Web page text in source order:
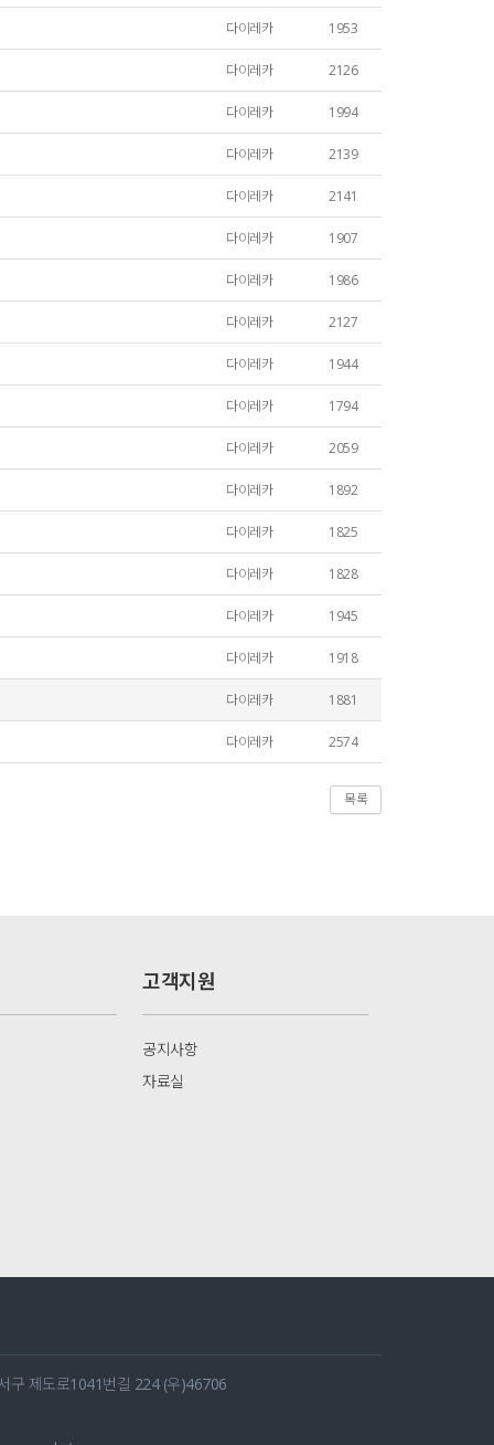
다이레카 1953
다이레카 2126
다이레카 1994
다이레카 2139
다이레카 2141
다이레카 1907
다이레카 1986
다이레카 2127
다이레카 1944
다이레카 1794
다이레카 2059
다이레카 1892
다이레카 1825
다이레카 1828
다이레카 1945
다이레카 1918
다이레카 1881
다이레카 2574
목록
고객지원
공지사항
자료실
구 제도로1041번길 224 (우)46706